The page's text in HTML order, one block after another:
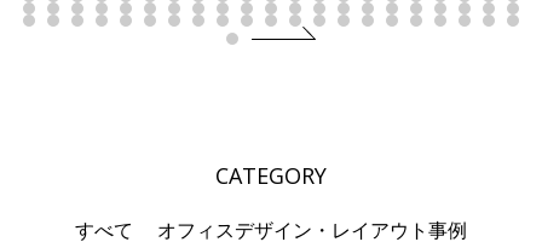
CATEGORY
すべて オフィスデザイン・レイアウト事例